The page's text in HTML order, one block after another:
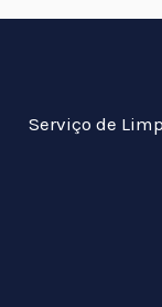
Serviço de